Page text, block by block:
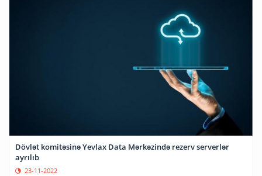
Dövlət komitəsinə Yevlax Data Mərkəzində rezerv serverlər
ayrılıb
23-11-2022